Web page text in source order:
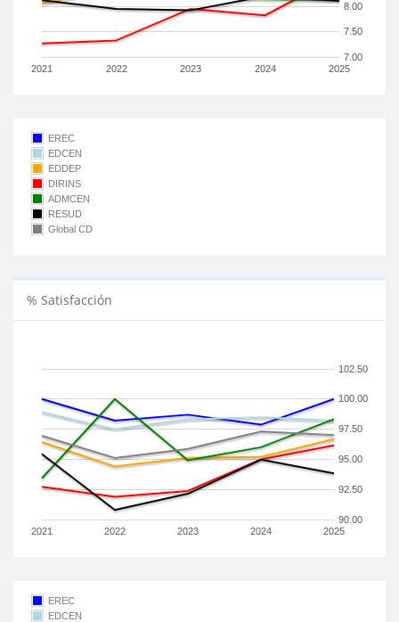
2021 2022 2023 2024 2025
7.00
7.50
8.00
EREC
EDCEN
EDDEP
DIRINS
ADMCEN
RESUD
Global CD
% Satisfacción
2021 2022 2023 2024 2025
90.00
92.50
95.00
97.50
100.00
102.50
EREC
EDCEN